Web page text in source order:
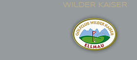
wildER KAISER